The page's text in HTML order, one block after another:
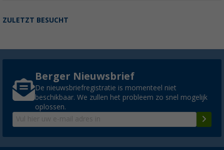
ZULETZT BESUCHT
Berger Nieuwsbrief
De nieuwsbriefregistratie is momenteel niet
beschikbaar. We zullen het probleem zo snel mogelijk
oplossen.